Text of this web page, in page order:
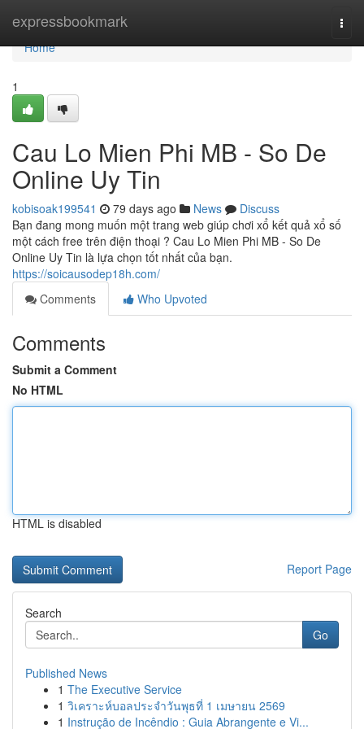
expressbookmark
Home
Home
1
Cau Lo Mien Phi MB - So De
Online Uy Tin
kobisoak199541 79 days ago News
Discuss
Bạn đang mong muốn một trang web giúp chơi xổ kết quả xổ số
một cách free trên điện thoại ? Cau Lo Mien Phi MB - So De
Online Uy Tin là lựa chọn tốt nhất của bạn.
https://soicausodep18h.com/
Comments
Who Upvoted
Comments
Submit a Comment
No HTML
HTML is disabled
Report Page
Search
Go
Published News
1 The Executive Service
1 วิเคราะห์บอลประจำวันพุธที่ 1 เมษายน 2569
1 Instrução de Incêndio : Guia Abrangente e Vi...